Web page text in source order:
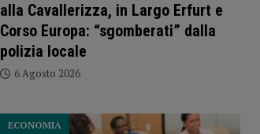
alla Cavallerizza, in Largo Erfurt e
Corso Europa: “sgomberati” dalla
polizia locale
6 Agosto 2026
ECONOMIA